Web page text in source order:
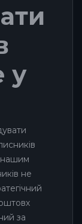
у
нашим
не
за